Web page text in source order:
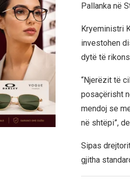
Pallanka në
Kryeministri
investohen
dytë të
“Njerëzit të
posaçërisht
mendoj se
në shtëpi”,
Sipas
gjitha